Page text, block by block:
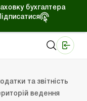
бухгалтера
Підписатися
та звiтнiсть
ведення